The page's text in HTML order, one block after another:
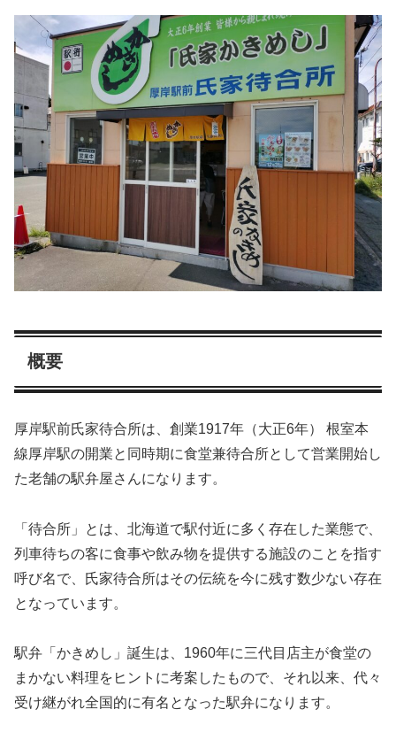
概要
厚岸駅前氏家待合所は、創業1917年（大正6年） 根室本
線厚岸駅の開業と同時期に食堂兼待合所として営業開始し
た老舗の駅弁屋さんになります。
「待合所」とは、北海道で駅付近に多く存在した業態で、
列車待ちの客に食事や飲み物を提供する施設のことを指す
呼び名で、氏家待合所はその伝統を今に残す数少ない存在
となっています。
駅弁「かきめし」誕生は、1960年に三代目店主が食堂の
まかない料理をヒントに考案したもので、それ以来、代々
受け継がれ全国的に有名となった駅弁になります。